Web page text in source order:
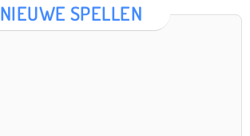
NIEUWE SPELLEN